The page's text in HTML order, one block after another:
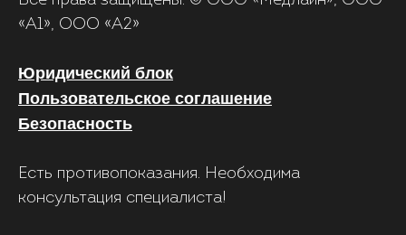
«А1», ООО «А2»
Юридический блок
Пользовательское соглашение
Безопасность
Есть противопоказания. Необходима
консультация специалиста!